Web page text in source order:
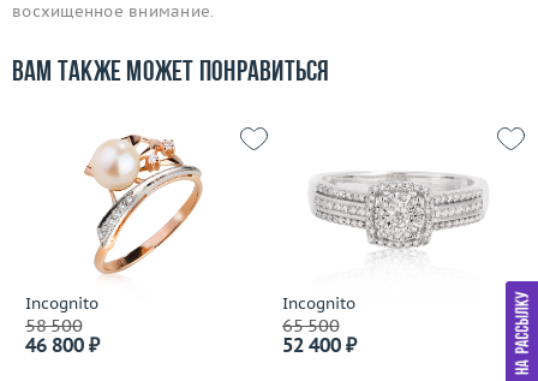
восхищенное внимание.
Вам также может понравиться
Incognito
58 500
46 800 ₽
Incognito
65 500
52 400 ₽